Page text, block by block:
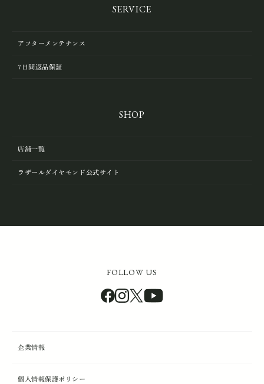
SERVICE
アフターメンテナンス
7日間返品保証
SHOP
店舗一覧
ラザールダイヤモンド公式サイト
FOLLOW US
企業情報
個人情報保護ポリシー